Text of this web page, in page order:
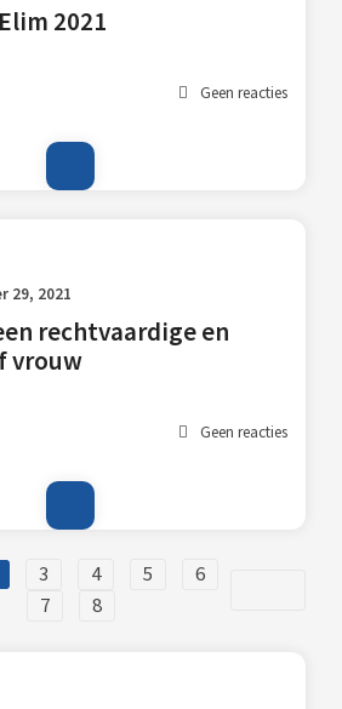
2021
Geen reacties
29, 2021
rechtvaardige en
vrouw
Geen reacties
3 4 5
6
7
8